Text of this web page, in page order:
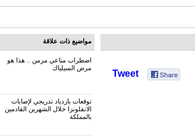
Tweet
مواضيع ذات علاقة
اضطراب مناعي مزمن .. هذا هو
مرض السيلياك
توقعات بازدياد تدريجي لإصابات
الانفلونزا خلال الشهرين القادمين
بالمملكة